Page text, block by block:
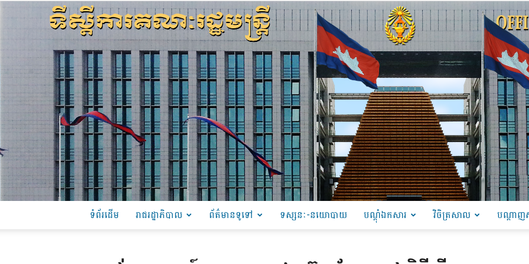
ទំព័រដើម រាជរដ្ឋាភិបាល ព័ត៌មានទូទៅ ទស្សនៈ-នយោបាយ បណ្ដុំឯកសារ វិចិត្រសាល បណ្តាញ